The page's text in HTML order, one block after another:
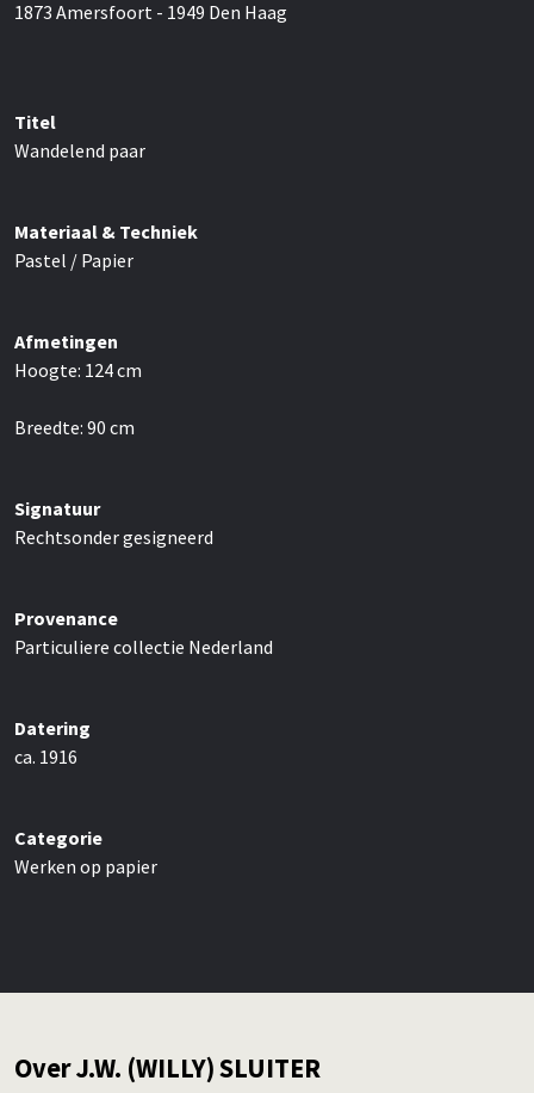
1873 Amersfoort - 1949 Den Haag
Titel
Wandelend paar
Materiaal & Techniek
Pastel / Papier
Afmetingen
Hoogte: 124cm
Breedte: 90 cm
Signatuur
Rechtsonder gesigneerd
Provenance
Particuliere collectie Nederland
Datering
ca. 1916
Categorie
Werken op papier
Over J.W. (WILLY) SLUITER